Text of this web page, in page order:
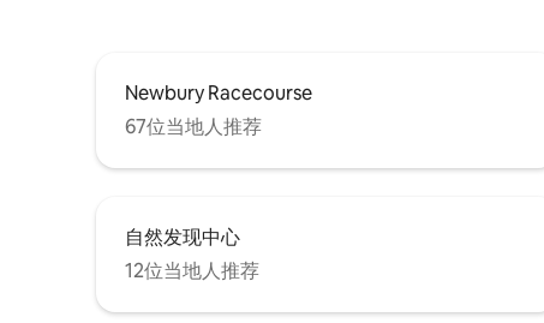
Newbury Racecourse
67位当地人推荐
自然发现中心
12位当地人推荐